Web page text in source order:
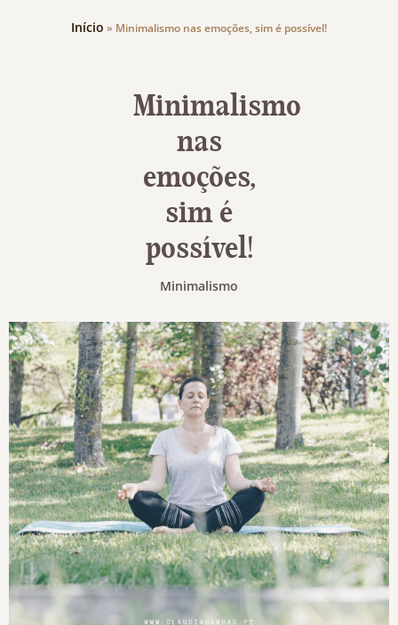
Início » Minimalismo nas emoções, sim é possível!
Minimalismo
nas
emoções,
sim é
possível!
Minimalismo